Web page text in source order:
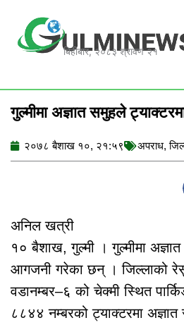
content
बिहीबार, २०८३ श्रावण २१
गुल्मीमा अज्ञात समुहले
२०७८ बैशाख १०, २१:५९ अपराध,
अनिल खत्री
१० बैशाख, गुल्मी । गुल्मीमा
आगजनी गरेका छन् । जिल्लाको
वडानम्बर–६ को चेक्मी स्थित
८८४४ नम्बरको ट्याक्टरमा